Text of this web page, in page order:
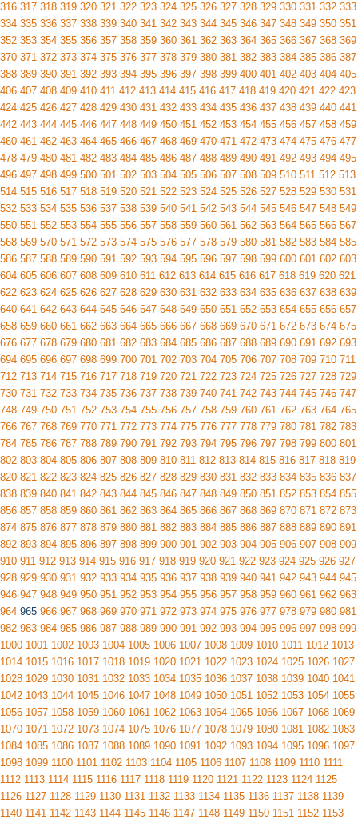
316 317 318 319 320 321 322 323 324 325 326 327 328 329 330 331 332 333
334 335 336 337 338 339 340 341 342 343 344 345 346 347 348 349 350 351
352 353 354 355 356 357 358 359 360 361 362 363 364 365 366 367 368 369
370 371 372 373 374 375 376 377 378 379 380 381 382 383 384 385 386 387
388 389 390 391 392 393 394 395 396 397 398 399 400 401 402 403 404 405
406 407 408 409 410 411 412 413 414 415 416 417 418 419 420 421 422 423
424 425 426 427 428 429 430 431 432 433 434 435 436 437 438 439 440 441
442 443 444 445 446 447 448 449 450 451 452 453 454 455 456 457 458 459
460 461 462 463 464 465 466 467 468 469 470 471 472 473 474 475 476 477
478 479 480 481 482 483 484 485 486 487 488 489 490 491 492 493 494 495
496 497 498 499 500 501 502 503 504 505 506 507 508 509 510 511 512 513
514 515 516 517 518 519 520 521 522 523 524 525 526 527 528 529 530 531
532 533 534 535 536 537 538 539 540 541 542 543 544 545 546 547 548 549
550 551 552 553 554 555 556 557 558 559 560 561 562 563 564 565 566 567
568 569 570 571 572 573 574 575 576 577 578 579 580 581 582 583 584 585
586 587 588 589 590 591 592 593 594 595 596 597 598 599 600 601 602 603
604 605 606 607 608 609 610 611 612 613 614 615 616 617 618 619 620 621
622 623 624 625 626 627 628 629 630 631 632 633 634 635 636 637 638 639
640 641 642 643 644 645 646 647 648 649 650 651 652 653 654 655 656 657
658 659 660 661 662 663 664 665 666 667 668 669 670 671 672 673 674 675
676 677 678 679 680 681 682 683 684 685 686 687 688 689 690 691 692 693
694 695 696 697 698 699 700 701 702 703 704 705 706 707 708 709 710 711
712 713 714 715 716 717 718 719 720 721 722 723 724 725 726 727 728 729
730 731 732 733 734 735 736 737 738 739 740 741 742 743 744 745 746 747
748 749 750 751 752 753 754 755 756 757 758 759 760 761 762 763 764 765
766 767 768 769 770 771 772 773 774 775 776 777 778 779 780 781 782 783
784 785 786 787 788 789 790 791 792 793 794 795 796 797 798 799 800 801
802 803 804 805 806 807 808 809 810 811 812 813 814 815 816 817 818 819
820 821 822 823 824 825 826 827 828 829 830 831 832 833 834 835 836 837
838 839 840 841 842 843 844 845 846 847 848 849 850 851 852 853 854 855
856 857 858 859 860 861 862 863 864 865 866 867 868 869 870 871 872 873
874 875 876 877 878 879 880 881 882 883 884 885 886 887 888 889 890 891
892 893 894 895 896 897 898 899 900 901 902 903 904 905 906 907 908 909
910 911 912 913 914 915 916 917 918 919 920 921 922 923 924 925 926 927
928 929 930 931 932 933 934 935 936 937 938 939 940 941 942 943 944 945
946 947 948 949 950 951 952 953 954 955 956 957 958 959 960 961 962 963
964 965 966 967 968 969 970 971 972 973 974 975 976 977 978 979 980 981
982 983 984 985 986 987 988 989 990 991 992 993 994 995 996 997 998 999
1000 1001 1002 1003 1004 1005 1006 1007 1008 1009 1010 1011 1012 1013
1014 1015 1016 1017 1018 1019 1020 1021 1022 1023 1024 1025 1026 1027
1028 1029 1030 1031 1032 1033 1034 1035 1036 1037 1038 1039 1040 1041
1042 1043 1044 1045 1046 1047 1048 1049 1050 1051 1052 1053 1054 1055
1056 1057 1058 1059 1060 1061 1062 1063 1064 1065 1066 1067 1068 1069
1070 1071 1072 1073 1074 1075 1076 1077 1078 1079 1080 1081 1082 1083
1084 1085 1086 1087 1088 1089 1090 1091 1092 1093 1094 1095 1096 1097
1098 1099 1100 1101 1102 1103 1104 1105 1106 1107 1108 1109 1110 1111
1112 1113 1114 1115 1116 1117 1118 1119 1120 1121 1122 1123 1124 1125
1126 1127 1128 1129 1130 1131 1132 1133 1134 1135 1136 1137 1138 1139
1140 1141 1142 1143 1144 1145 1146 1147 1148 1149 1150 1151 1152 1153